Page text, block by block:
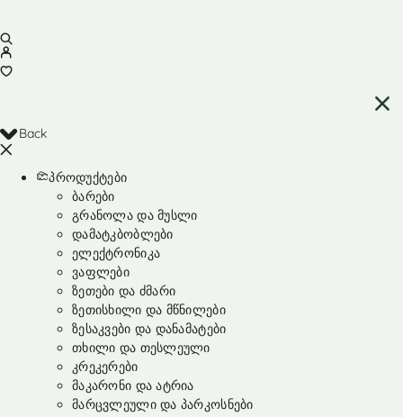
Back
პროდუქტები
ბარები
გრანოლა და მუსლი
დამატკბობლები
ელექტრონიკა
ვაფლები
ზეთები და ძმარი
ზეთისხილი და მწნილები
ზესაკვები და დანამატები
თხილი და თესლეული
კრეკერები
მაკარონი და ატრია
მარცვლეული და პარკოსნები